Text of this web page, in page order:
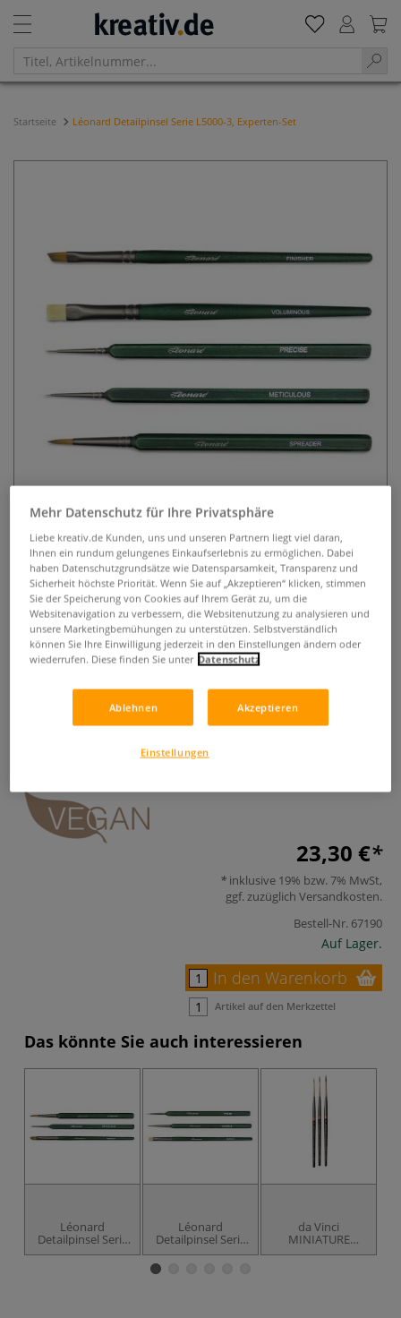
Startseite Léonard Detailpinsel Serie L5000-3, Experten-Set
Léonard Detailpinsel Serie L5000-
3, Experten-Set
0 Bewertungen
Ein hochwertiges Set für anspruchsvolle Künstler, entwickelt
in Zusammenarbeit mit Profis. Es enthält 5 hochwertige
Synthetikpinsel der Serie 5000: Meticulous 5000R0, Precise
5000RO, Spreader 5000RO und Finisher 5000PS und
Voluminous 5001PL. Perfekt für präzise Details,
Linienführung und Flächenmodellierung.
23,30 €
inklusive 19% bzw. 7% MwSt,
ggf. zuzüglich Versandkosten.
Bestell-Nr. 67190
Auf Lager.
In den Warenkorb
Artikel auf den Merkzettel
Das könnte Sie auch interessieren
Léonard
Detailpinsel Serie
L5000-2,
Léonard
Detailpinsel Serie
L5000-1,
da Vinci
MINIATURE
MAESTRO, Serie
Mehr Datenschutz für Ihre Privatsphäre
Liebe kreativ.de Kunden, uns und unseren Partnern liegt viel daran,
Ihnen ein rundum gelungenes Einkaufserlebnis zu ermöglichen. Dabei
haben Datenschutzgrundsätze wie Datensparsamkeit, Transparenz und
Sicherheit höchste Priorität. Wenn Sie auf „Akzeptieren“ klicken, stimmen
Sie der Speicherung von Cookies auf Ihrem Gerät zu, um die
Websitenavigation zu verbessern, die Websitenutzung zu analysieren und
unsere Marketingbemühungen zu unterstützen. Selbstverständlich
können Sie Ihre Einwilligung jederzeit in den Einstellungen ändern oder
wiederrufen. Diese finden Sie unter Datenschutz
Ablehnen Akzeptieren
Einstellungen